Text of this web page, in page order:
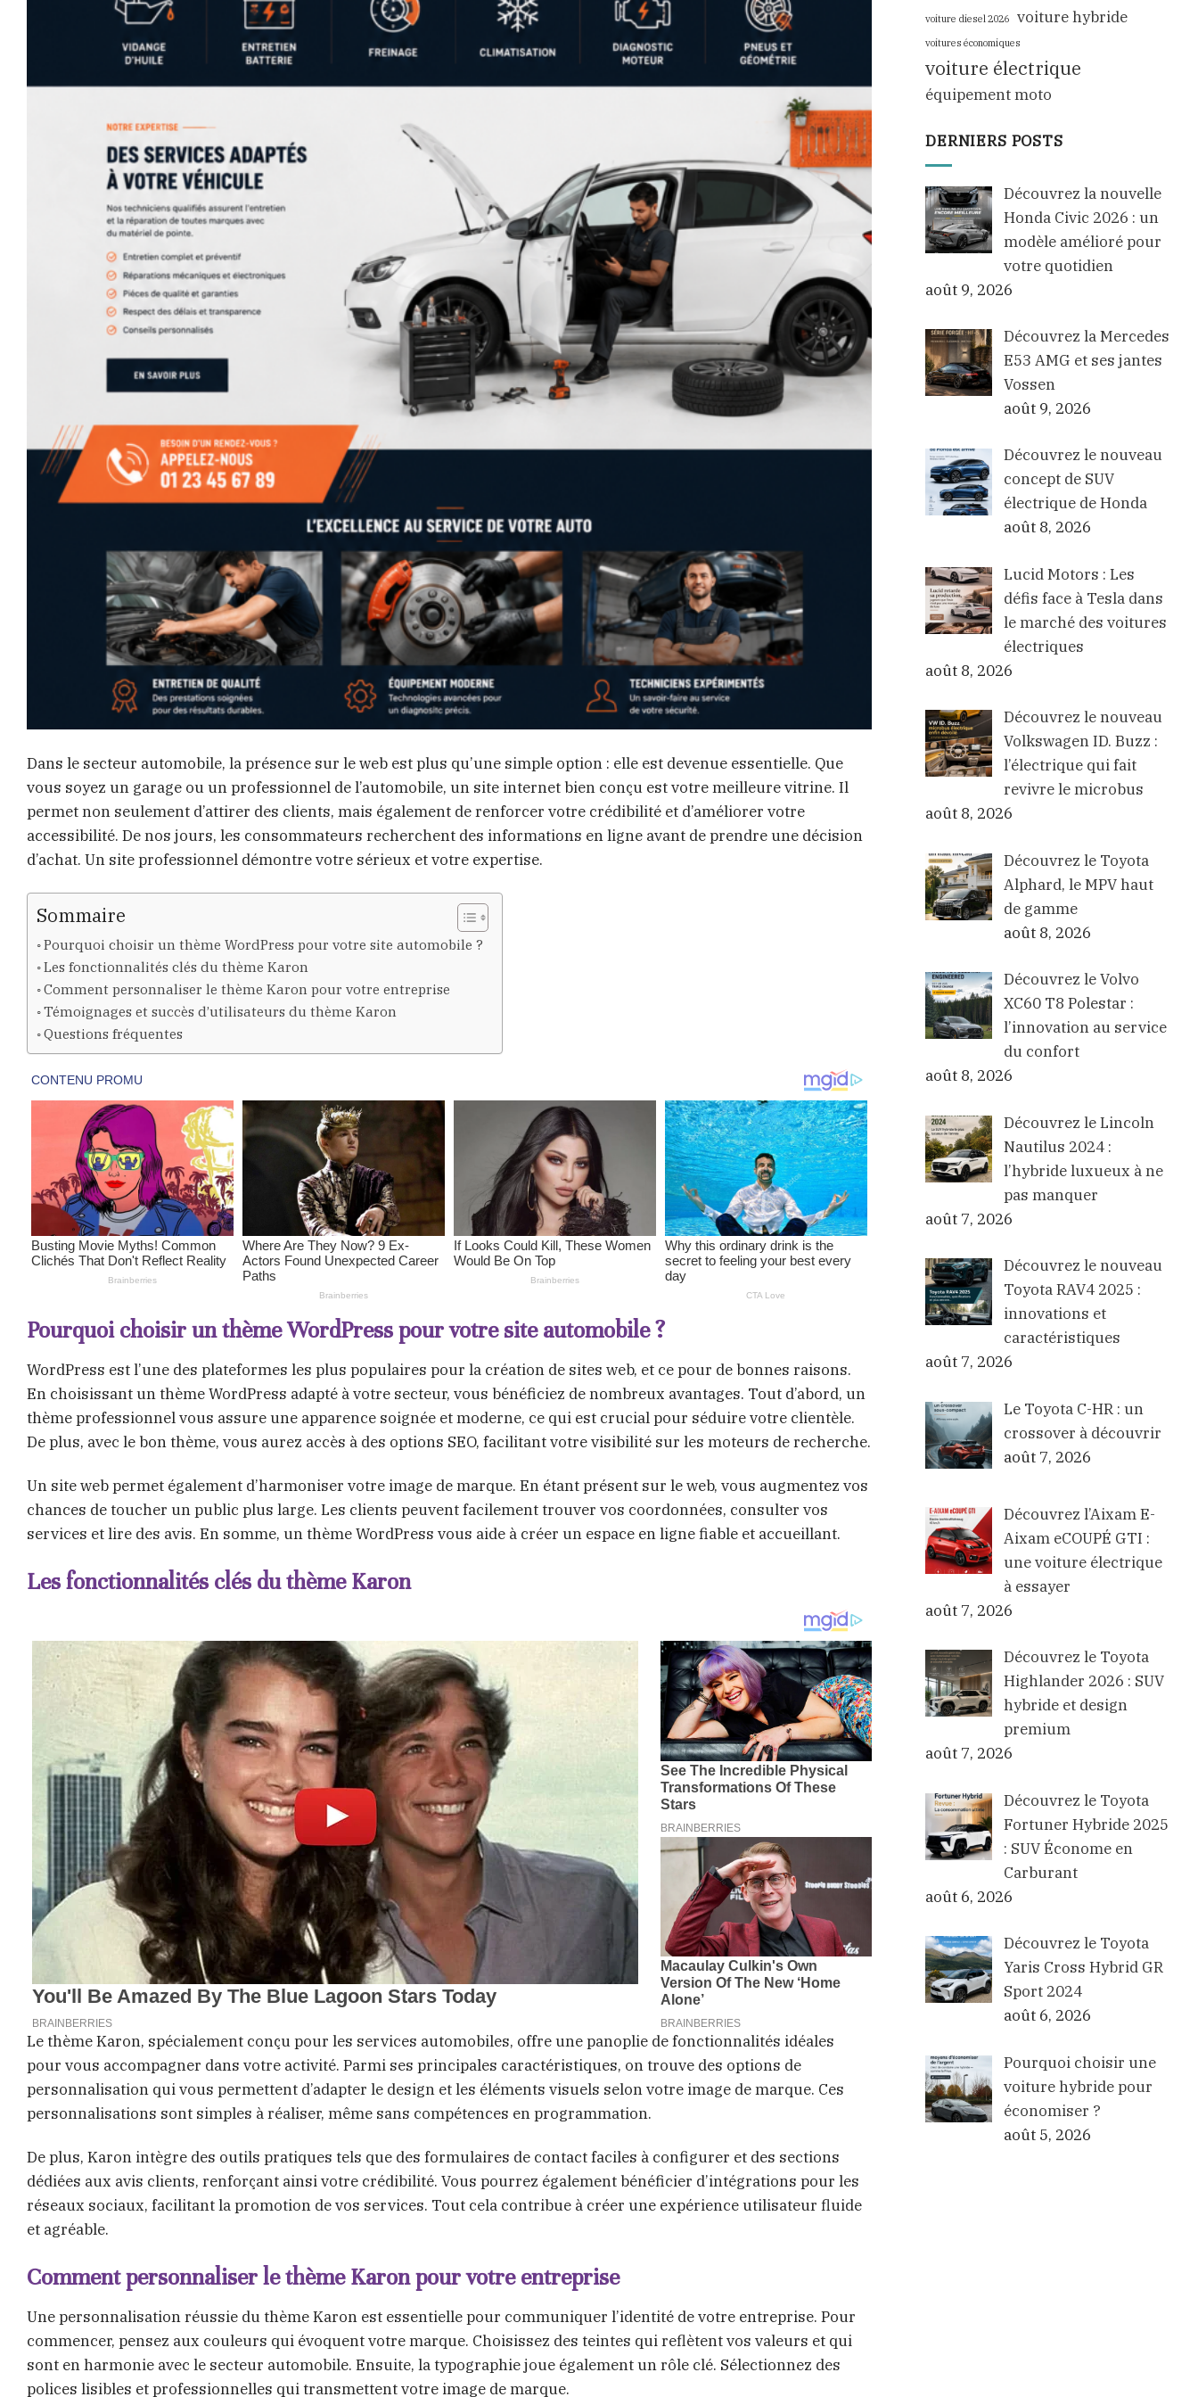
Dans le secteur automobile, la présence sur le web est plus qu’une simple option : elle est devenue essentielle. Que
vous soyez un garage ou un professionnel de l’automobile, un site internet bien conçu est votre meilleure vitrine. Il
permet non seulement d’attirer des clients, mais également de renforcer votre crédibilité et d’améliorer votre
accessibilité. De nos jours, les consommateurs recherchent des informations en ligne avant de prendre une décision
d’achat. Un site professionnel démontre votre sérieux et votre expertise.
Sommaire
Pourquoi choisir un thème WordPress pour votre site automobile ?
Les fonctionnalités clés du thème Karon
Comment personnaliser le thème Karon pour votre entreprise
Témoignages et succès d’utilisateurs du thème Karon
Questions fréquentes
Pourquoi choisir un thème WordPress pour votre site automobile ?
WordPress est l’une des plateformes les plus populaires pour la création de sites web, et ce pour de bonnes raisons.
En choisissant un thème WordPress adapté à votre secteur, vous bénéficiez de nombreux avantages. Tout d’abord, un
thème professionnel vous assure une apparence soignée et moderne, ce qui est crucial pour séduire votre clientèle.
De plus, avec le bon thème, vous aurez accès à des options SEO, facilitant votre visibilité sur les moteurs de recherche.
Un site web permet également d’harmoniser votre image de marque. En étant présent sur le web, vous augmentez vos
chances de toucher un public plus large. Les clients peuvent facilement trouver vos coordonnées, consulter vos
services et lire des avis. En somme, un thème WordPress vous aide à créer un espace en ligne fiable et accueillant.
Les fonctionnalités clés du thème Karon
Le thème Karon, spécialement conçu pour les services automobiles, offre une panoplie de fonctionnalités idéales
pour vous accompagner dans votre activité. Parmi ses principales caractéristiques, on trouve des options de
personnalisation qui vous permettent d’adapter le design et les éléments visuels selon votre image de marque. Ces
personnalisations sont simples à réaliser, même sans compétences en programmation.
De plus, Karon intègre des outils pratiques tels que des formulaires de contact faciles à configurer et des sections
dédiées aux avis clients, renforçant ainsi votre crédibilité. Vous pourrez également bénéficier d’intégrations pour les
réseaux sociaux, facilitant la promotion de vos services. Tout cela contribue à créer une expérience utilisateur fluide
et agréable.
Comment personnaliser le thème Karon pour votre entreprise
Une personnalisation réussie du thème Karon est essentielle pour communiquer l’identité de votre entreprise. Pour
commencer, pensez aux couleurs qui évoquent votre marque. Choisissez des teintes qui reflètent vos valeurs et qui
sont en harmonie avec le secteur automobile. Ensuite, la typographie joue également un rôle clé. Sélectionnez des
polices lisibles et professionnelles qui transmettent votre image de marque.
voiture diesel 2026 voiture hybride
voitures économiques
voiture électrique
équipement moto
DERNIERS POSTS
Découvrez la nouvelle
Honda Civic 2026 : un
modèle amélioré pour
votre quotidien
août 9, 2026
Découvrez la Mercedes
E53 AMG et ses jantes
Vossen
août 9, 2026
Découvrez le nouveau
concept de SUV
électrique de Honda
août 8, 2026
Lucid Motors : Les
défis face à Tesla dans
le marché des voitures
électriques
août 8, 2026
Découvrez le nouveau
Volkswagen ID. Buzz :
l’électrique qui fait
revivre le microbus
août 8, 2026
Découvrez le Toyota
Alphard, le MPV haut
de gamme
août 8, 2026
Découvrez le Volvo
XC60 T8 Polestar :
l’innovation au service
du confort
août 8, 2026
Découvrez le Lincoln
Nautilus 2024 :
l’hybride luxueux à ne
pas manquer
août 7, 2026
Découvrez le nouveau
Toyota RAV4 2025 :
innovations et
caractéristiques
août 7, 2026
Le Toyota C-HR : un
crossover à découvrir
août 7, 2026
Découvrez l’Aixam E-
Aixam eCOUPÉ GTI :
une voiture électrique
à essayer
août 7, 2026
Découvrez le Toyota
Highlander 2026 : SUV
hybride et design
premium
août 7, 2026
Découvrez le Toyota
Fortuner Hybride 2025
: SUV Économe en
Carburant
août 6, 2026
Découvrez le Toyota
Yaris Cross Hybrid GR
Sport 2024
août 6, 2026
Pourquoi choisir une
voiture hybride pour
économiser ?
août 5, 2026